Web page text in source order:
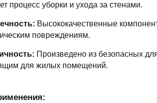
процесс уборки и ухода за стенами.
Высококачественные
повреждениям.
Произведено из безопасных
для жилых помещений.